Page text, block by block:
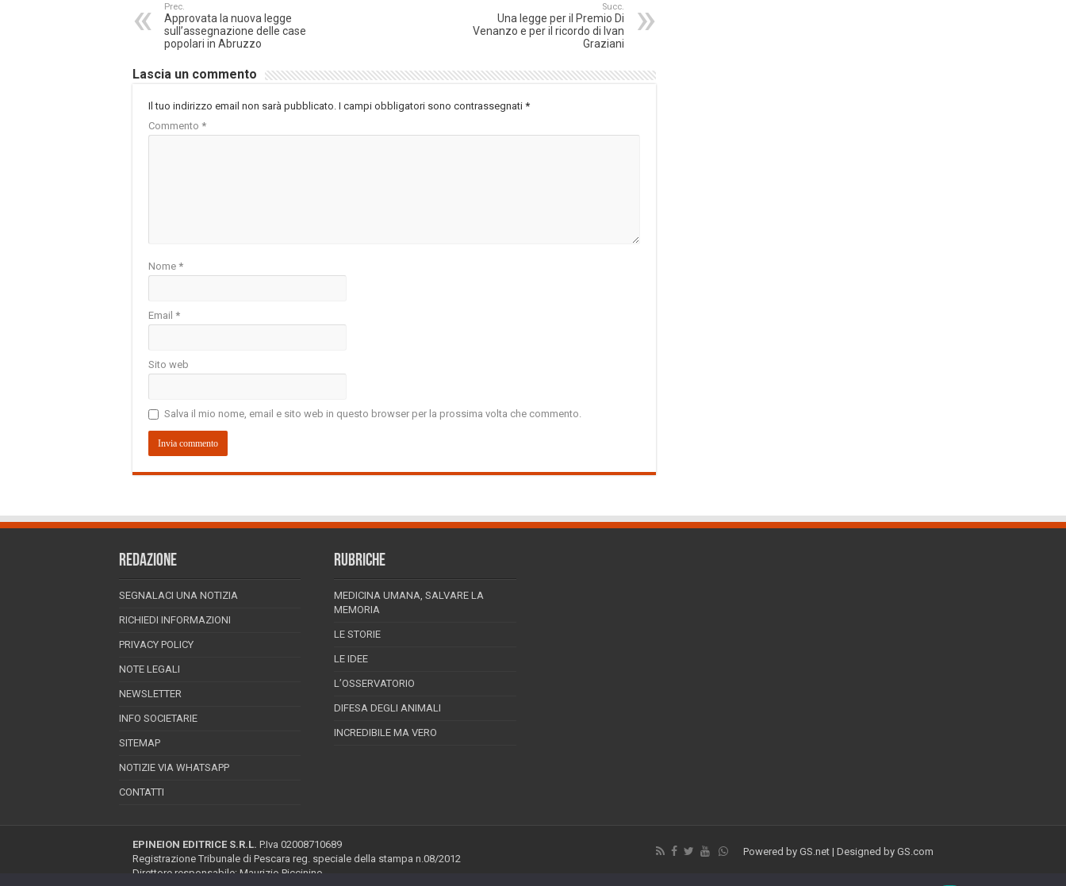
Prec.
Approvata la nuova legge
sull’assegnazione delle case
popolari in Abruzzo
Succ.
Una legge per il Premio Di
Venanzo e per il ricordo di Ivan
Graziani
Lascia un commento
Il tuo indirizzo email non sarà pubblicato. I campi obbligatori sono contrassegnati *
Commento *
Nome *
Email *
Sito web
Salva il mio nome, email e sito web in questo browser per la prossima volta che commento.
REDAZIONE
SEGNALACI UNA NOTIZIA
RICHIEDI INFORMAZIONI
PRIVACY POLICY
NOTE LEGALI
NEWSLETTER
INFO SOCIETARIE
SITEMAP
NOTIZIE VIA WHATSAPP
CONTATTI
RUBRICHE
MEDICINA UMANA, SALVARE LA
MEMORIA
LE STORIE
LE IDEE
L’OSSERVATORIO
DIFESA DEGLI ANIMALI
INCREDIBILE MA VERO
Powered by GS.net | Designed by GS.com
EPINEION EDITRICE S.R.L. P.Iva 02008710689
Registrazione Tribunale di Pescara reg. speciale della stampa n.08/2012
Direttore responsabile: Maurizio Piccinino